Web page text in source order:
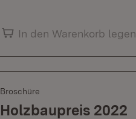
In den Warenkorb legen
Broschüre
Holzbaupreis 2022